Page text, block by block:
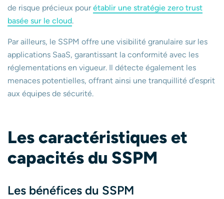
de risque précieux pourétablir une stratégie zero trust
basée sur le cloud.
Par ailleurs, le SSPM offre une visibilité granulaire sur les
applications SaaS, garantissant la conformité avec les
réglementations en vigueur. Il détecte également les
menaces potentielles, offrant ainsi une tranquillité d’esprit
aux équipes de sécurité.
Les caractéristiques et
capacités du SSPM
Les bénéfices du SSPM